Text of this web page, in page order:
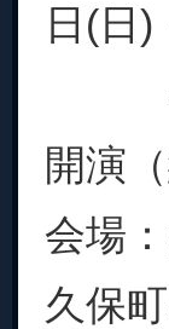
日(日
各
開演
会場
久保